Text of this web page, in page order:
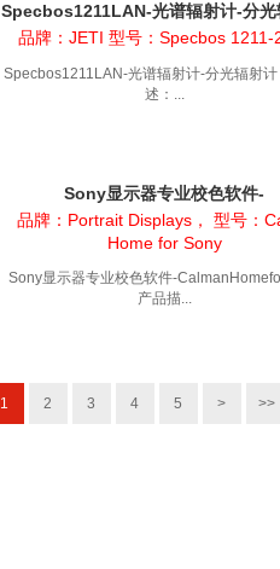
Specbos1211LAN-光谱辐射计-分光
品牌：JETI 型号：Specbos 1211-
Specbos1211LAN-光谱辐射计-分光辐射
述：...
Sony显示器专业校色软件-
CalmanHomeforSony
品牌：Portrait Displays， 型号：
Home for Sony
Sony显示器专业校色软件-
产品描...
1 2 3 4 5 > >>